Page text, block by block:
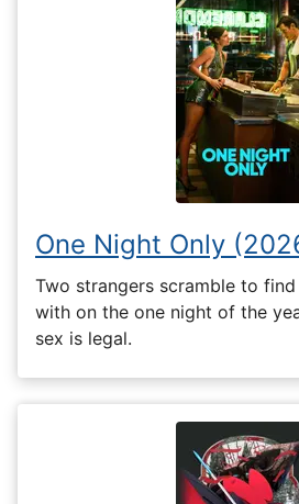
One Night Only
Two strangers scramble to
with on the one night of the
sex is legal.